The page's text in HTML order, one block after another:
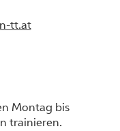
tt.at
Montag bis
trainieren.